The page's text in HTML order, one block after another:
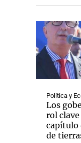
Política y
Los
rol clave
capítulo
de